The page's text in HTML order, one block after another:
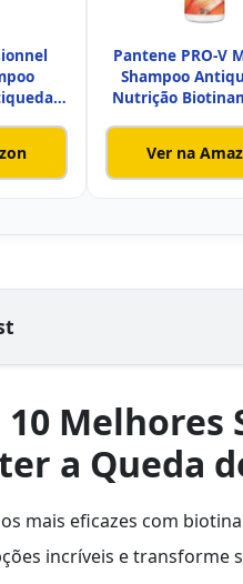
Pantene PRO-V
Shampoo
Nutrição
Ver na
10
a Queda
mais eficazes com
incríveis e transforme